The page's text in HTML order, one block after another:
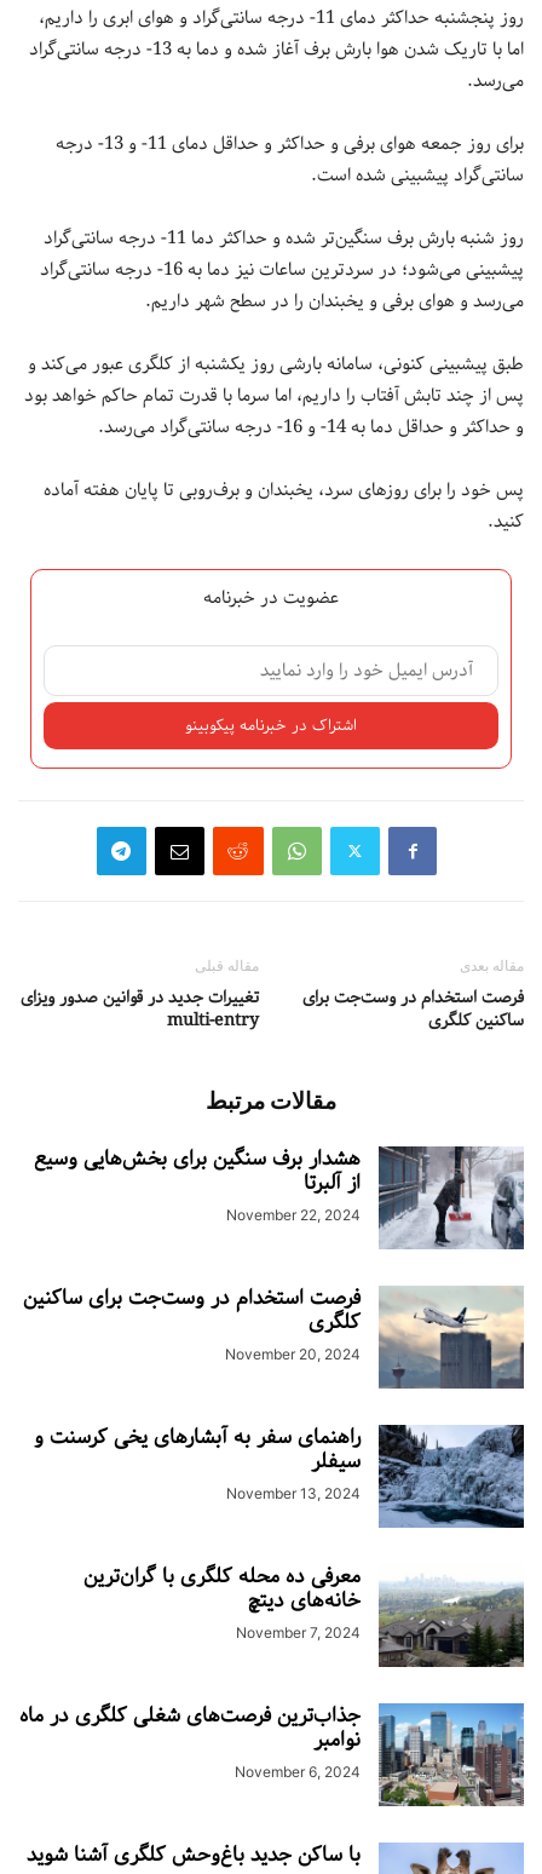
روز پنجشنبه حداکثر دمای 11- درجه سانتی‌گراد و هوای ابری را داریم،
اما با تاریک شدن هوا بارش برف آغاز شده و دما به 13- درجه سانتی‌گراد
می‌رسد.
برای روز جمعه هوای برفی و حداکثر و حداقل دمای 11- و 13- درجه
سانتی‌گراد پیشبینی شده است.
روز شنبه بارش برف سنگین‌تر شده و حداکثر دما 11- درجه سانتی‌گراد
پیشبینی می‌شود؛ در سردترین ساعات نیز دما به 16- درجه سانتی‌گراد
می‌رسد و هوای برفی و یخبندان را در سطح شهر داریم.
طبق پیشبینی کنونی، سامانه بارشی روز یکشنبه از کلگری عبور می‌کند و
پس از چند تابش آفتاب را داریم، اما سرما با قدرت تمام حاکم خواهد بود
و حداکثر و حداقل دما به 14- و 16- درجه سانتی‌گراد می‌رسد.
پس خود را برای روزهای سرد، یخبندان و برف‌روبی تا پایان هفته آماده
کنید.
عضویت در خبرنامه
مقاله قبلی
تغییرات جدید در قوانین صدور ویزای
multi-entry
مقاله بعدی
فرصت استخدام در وست‌جت برای
ساکنین کلگری
مقالات مرتبط
هشدار برف سنگین برای بخش‌هایی وسیع
از آلبرتا
November 22, 2024
فرصت استخدام در وست‌جت برای ساکنین
کلگری
November 20, 2024
راهنمای سفر به آبشارهای یخی کرسنت و
سیفلر
November 13, 2024
معرفی ده محله کلگری با گران‌ترین
خانه‌های دیتچ
November 7, 2024
جذاب‌ترین فرصت‌های شغلی کلگری در ماه
نوامبر
November 6, 2024
با ساکن جدید باغ‌وحش کلگری آشنا شوید